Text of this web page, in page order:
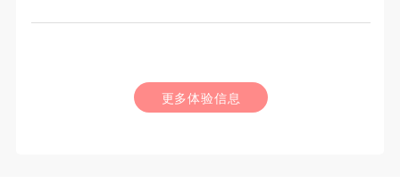
更多体验信息